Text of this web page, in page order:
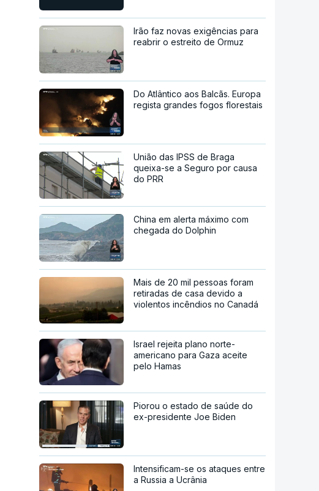
Irão faz novas exigências para
reabrir o estreito de Ormuz
Do Atlântico aos Balcãs. Europa
regista grandes fogos florestais
União das IPSS de Braga
queixa-se a Seguro por causa
do PRR
China em alerta máximo com
chegada do Dolphin
Mais de 20 mil pessoas foram
retiradas de casa devido a
violentos incêndios no Canadá
Israel rejeita plano norte-
americano para Gaza aceite
pelo Hamas
Piorou o estado de saúde do
ex-presidente Joe Biden
Intensificam-se os ataques entre
a Russia a Ucrânia